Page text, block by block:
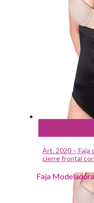
Art. 2020 – Faja
cierre frontal
Faja